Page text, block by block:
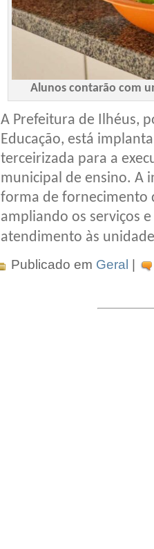
Alunos contarão com
A Prefeitura de Ilhéus,
Educação, está
terceirizada para a
municipal de ensino. A
forma de fornecimento
ampliando os serviços
atendimento às
Publicado em Geral